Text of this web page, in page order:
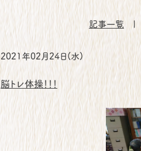
記事一覧 |
2021年02月24日(水)
脳トレ体操！！！